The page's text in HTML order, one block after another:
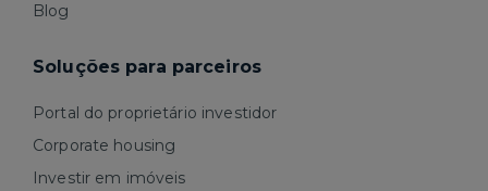
Blog
Soluções para parceiros
Portal do proprietário investidor
Corporate housing
Investir em imóveis